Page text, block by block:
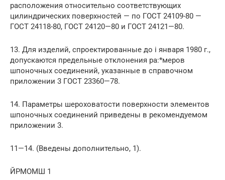
расположения относительно соответствующих
цилиндрических поверхностей — по ГОСТ 24109-80 —
ГОСТ 24118-80, ГОСТ 24120—80 и ГОСТ 24121—80.
13. Для изделий, спроектированные до i января 1980 г.,
допускаются предельные отклонения ра:*меров
шпоночных соединений, указанные в справочном
приложении 3 ГОСТ 23360—78.
14. Параметры шероховатости поверхности элементов
шпоночных соединений приведены в рекомендуемом
приложении 3.
11—14. (Введены дополнительно, 1).
ЙРМОМШ 1